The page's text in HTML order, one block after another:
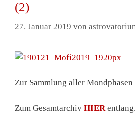
(2)
27. Januar 2019 von
Zur Sammlung aller Mondphasen
Zum Gesamtarchiv HIER entlang.